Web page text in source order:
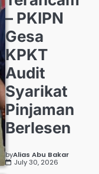
– PKIPN
Gesa
KPKT
Audit
Syarikat
Pinjaman
Berlesen
byAlias Abu Bakar
July 30, 2026